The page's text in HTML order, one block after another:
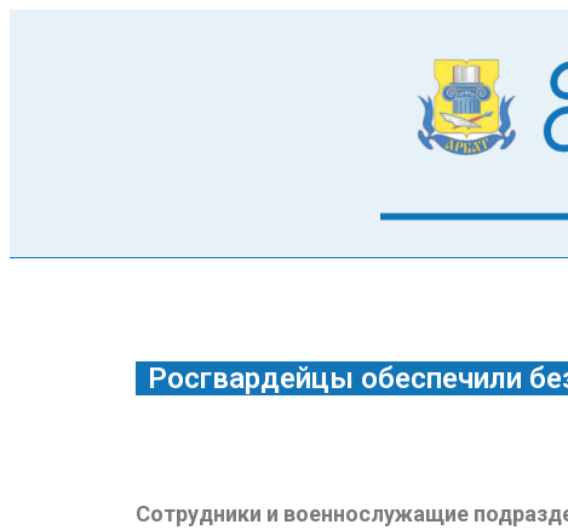
Росгвардейцы обеспечили
Сотрудники и военнослужащие